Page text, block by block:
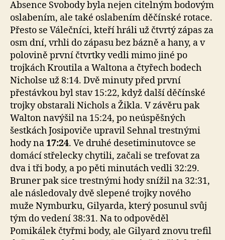
Absence Svobody byla nejen citelným bodovým
oslabením, ale také oslabením děčínské rotace.
Přesto se Válečníci, kteří hráli už čtvrtý zápas za
osm dní, vrhli do zápasu bez bázně a hany, a v
polovině první čtvrtky vedli mimo jiné po
trojkách Kroutila a Waltona a čtyřech bodech
Nicholse už 8:14. Dvě minuty před první
přestávkou byl stav 15:22, když další děčínské
trojky obstarali Nichols a Žikla. V závěru pak
Walton navýšil na 15:24, po neúspěšných
šestkách Josipoviče upravil Sehnal trestnými
hody na17:24. Ve druhé desetiminutovce se
domácí střelecky chytili, začali se trefovat za
dva i tři body, a po pěti minutách vedli 32:29.
Bruner pak sice trestnými hody snížil na 32:31,
ale následovaly dvě slepené trojky nového
muže Nymburku, Gilyarda, který posunul svůj
tým do vedení 38:31. Na to odpověděl
Pomikálek čtyřmi body, ale Gilyard znovu trefil